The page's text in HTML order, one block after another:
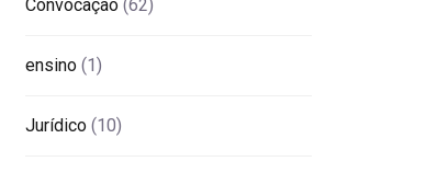
Convocação (62)
ensino (1)
Jurídico (10)